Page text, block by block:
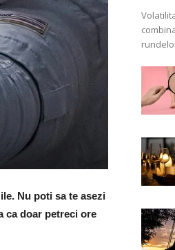
Nu poti sa te asezi
ca doar petreci ore